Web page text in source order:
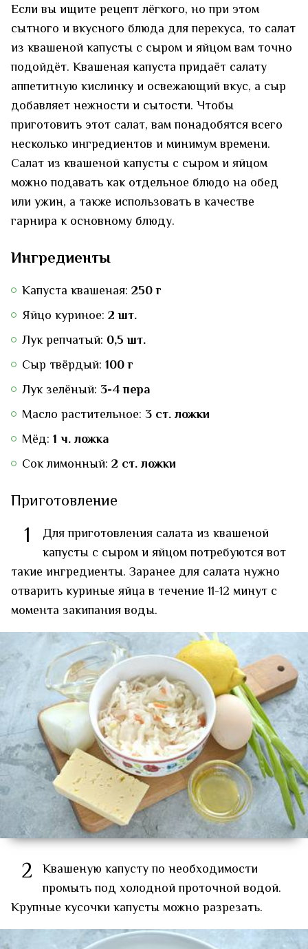
Если вы ищите рецепт лёгкого, но при этом
сытного и вкусного блюда для перекуса, то салат
из квашеной капусты с сыром и яйцом вам точно
подойдёт. Квашеная капуста придаёт салату
аппетитную кислинку и освежающий вкус, а сыр
добавляет нежности и сытости. Чтобы
приготовить этот салат, вам понадобятся всего
несколько ингредиентов и минимум времени.
Салат из квашеной капусты с сыром и яйцом
можно подавать как отдельное блюдо на обед
или ужин, а также использовать в качестве
гарнира к основному блюду.
Ингредиенты
Капуста квашеная: 250 г
Яйцо куриное: 2 шт.
Лук репчатый: 0,5 шт.
Сыр твёрдый: 100 г
Лук зелёный: 3-4 пера
Масло растительное: 3 ст. ложки
Мёд: 1 ч. ложка
Сок лимонный: 2 ст. ложки
Приготовление
1
Для приготовления салата из квашеной
капусты с сыром и яйцом потребуются вот
такие ингредиенты. Заранее для салата нужно
отварить куриные яйца в течение 11-12 минут с
момента закипания воды.
2 Квашеную капусту по необходимости
промыть под холодной проточной водой.
Крупные кусочки капусты можно разрезать.